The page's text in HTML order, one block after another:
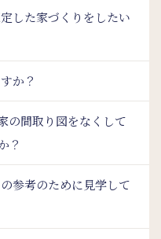
した家づくりをしたい
か？
の間取り図をなくして
？
参考のために見学して